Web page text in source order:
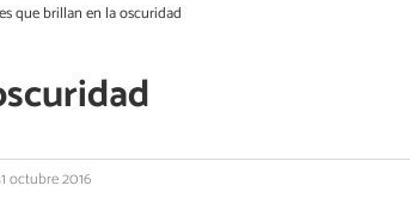
que brillan en la oscuridad
octubre 2016